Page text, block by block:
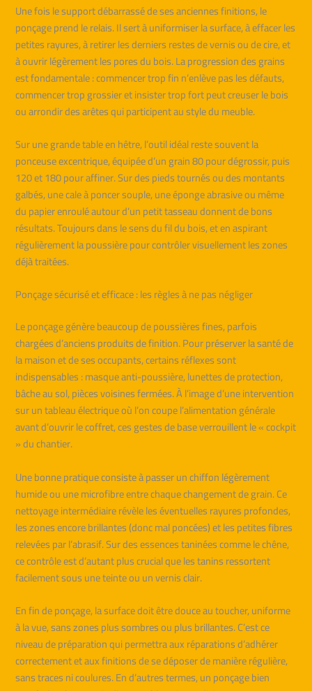
Une fois le support débarrassé de ses anciennes finitions, le
ponçage prend le relais. Il sert à uniformiser la surface, à effacer les
petites rayures, à retirer les derniers restes de vernis ou de cire, et
à ouvrir légèrement les pores du bois. La progression des grains
est fondamentale : commencer trop fin n’enlève pas les défauts,
commencer trop grossier et insister trop fort peut creuser le bois
ou arrondir des arêtes qui participent au style du meuble.
Sur une grande table en hêtre, l’outil idéal reste souvent la
ponceuse excentrique, équipée d’un grain 80 pour dégrossir, puis
120 et 180 pour affiner. Sur des pieds tournés ou des montants
galbés, une cale à poncer souple, une éponge abrasive ou même
du papier enroulé autour d’un petit tasseau donnent de bons
résultats. Toujours dans le sens du fil du bois, et en aspirant
régulièrement la poussière pour contrôler visuellement les zones
déjà traitées.
Ponçage sécurisé et efficace : les règles à ne pas négliger
Le ponçage génère beaucoup de poussières fines, parfois
chargées d’anciens produits de finition. Pour préserver la santé de
la maison et de ses occupants, certains réflexes sont
indispensables : masque anti-poussière, lunettes de protection,
bâche au sol, pièces voisines fermées. À l’image d’une intervention
sur un tableau électrique où l’on coupe l’alimentation générale
avant d’ouvrir le coffret, ces gestes de base verrouillent le « cockpit
» du chantier.
Une bonne pratique consiste à passer un chiffon légèrement
humide ou une microfibre entre chaque changement de grain. Ce
nettoyage intermédiaire révèle les éventuelles rayures profondes,
les zones encore brillantes (donc mal poncées) et les petites fibres
relevées par l’abrasif. Sur des essences taninées comme le chêne,
ce contrôle est d’autant plus crucial que les tanins ressortent
facilement sous une teinte ou un vernis clair.
En fin de ponçage, la surface doit être douce au toucher, uniforme
à la vue, sans zones plus sombres ou plus brillantes. C’est ce
niveau de préparation qui permettra aux réparations d’adhérer
correctement et aux finitions de se déposer de manière régulière,
sans traces ni coulures. En d’autres termes, un ponçage bien